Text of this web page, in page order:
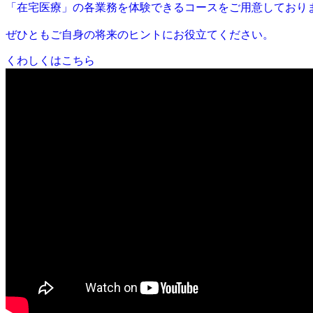
「在宅医療」の各業務を体験できるコースをご用意しており
ぜひともご自身の将来のヒントにお役立てください。
くわしくはこちら